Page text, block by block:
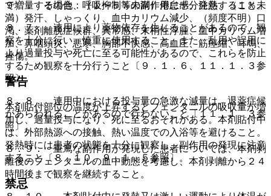
で増量する場合、呼吸抑制等の副作用に十分注意すること。
８．７． 連用により薬物依存を生じることがあるので、観
察を十分に行い、慎重に使用すること。また、乱用や誤用に
より過量投与や死亡に至る可能性があるので、これらを防止
するため観察を十分行うこと〔９．１．６、１１．１．３参
照〕。
８．８． 連用中における投与量の急激な減量は、退薬症候
があらわれることがあるので行わないこと〔１１．１．３参
照〕。
８．９． 重篤な副作用が発現した患者については、本剤剥
離後のフェンタニルの血中動態を考慮し、本剤剥離から２４
時間後まで観察を継続すること。
９）． その他：（１〜５％未満）倦怠感、発熱、（１％未
満）発汗、しゃっくり、血中カリウム減少、（頻度不明）口
渇、薬剤離脱症候群、異常感、末梢性浮腫、血中カリウム増
加、鼻咽頭炎、悪寒、胸部不快感、高血圧、筋痙縮、耳鳴、
挫傷。
警告
本剤貼付部位の温度が上昇するとフェンタニルの吸収量が増
加し、過量投与になり、死に至るおそれがある。本剤貼付中
は、外部熱源への接触、熱い温度での入浴等を避けること。
発熱時には患者の状態を十分に観察し、副作用の発現に注意
すること〔８．１０、９．１．５参照〕。
禁忌